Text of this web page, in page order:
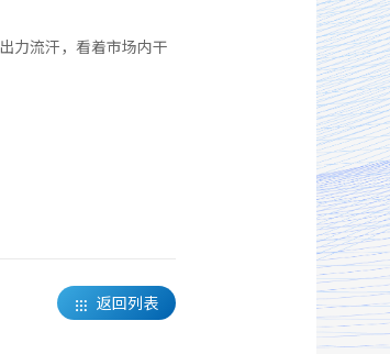
力流汗，看着市场内干
 返回列表